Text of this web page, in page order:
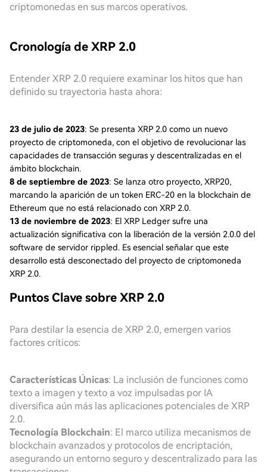
criptomonedas en sus marcos operativos.
Cronología de XRP 2.0
Entender XRP 2.0 requiere examinar los hitos que han
definido su trayectoria hasta ahora:
23 de julio de 2023: Se presenta XRP 2.0 como un nuevo
proyecto de criptomoneda, con el objetivo de revolucionar las
capacidades de transacción seguras y descentralizadas en el
ámbito blockchain.
8 de septiembre de 2023: Se lanza otro proyecto, XRP20,
marcando la aparición de un token ERC-20 en la blockchain de
Ethereum que no está relacionado con XRP 2.0.
13 de noviembre de 2023: El XRP Ledger sufre una
actualización significativa con la liberación de la versión 2.0.0 del
software de servidor rippled. Es esencial señalar que este
desarrollo está desconectado del proyecto de criptomoneda
XRP 2.0.
Puntos Clave sobre XRP 2.0
Para destilar la esencia de XRP 2.0, emergen varios
factores críticos:
Características Únicas: La inclusión de funciones como
texto a imagen y texto a voz impulsadas por IA
diversifica aún más las aplicaciones potenciales de XRP
2.0.
Tecnología Blockchain: El marco utiliza mecanismos de
blockchain avanzados y protocolos de encriptación,
asegurando un entorno seguro y descentralizado para las